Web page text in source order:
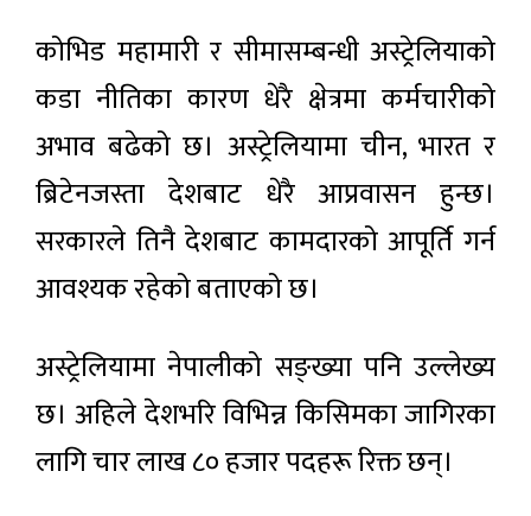
कोभिड महामारी र सीमासम्बन्धी अस्ट्रेलियाको
कडा नीतिका कारण धेरै क्षेत्रमा कर्मचारीको
अभाव बढेको छ। अस्ट्रेलियामा चीन, भारत र
ब्रिटेनजस्ता देशबाट धेरै आप्रवासन हुन्छ।
सरकारले तिनै देशबाट कामदारको आपूर्ति गर्न
आवश्यक रहेको बताएको छ।
अस्ट्रेलियामा नेपालीको सङ्ख्या पनि उल्लेख्य
छ। अहिले देशभरि विभिन्न किसिमका जागिरका
लागि चार लाख ८० हजार पदहरू रिक्त छन्।